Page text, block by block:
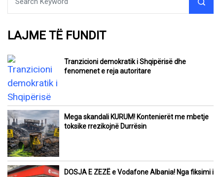
LAJME TË FUNDIT
Tranzicioni demokratik i Shqipërisë dhe
fenomenet e reja autoritare
Mega skandali KURUM! Kontenierët me mbetje
toksike rrezikojnë Durrësin
DOSJA E ZEZË e Vodafone Albania! Nga fiksimi i